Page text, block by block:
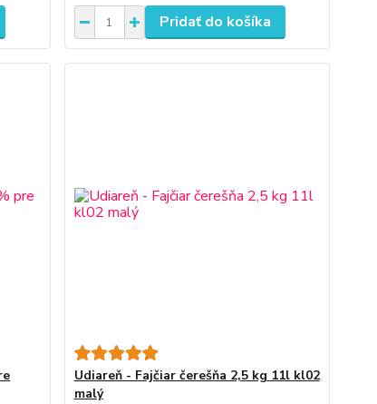
Pridať do košíka
Udiareň - Fajčiar čerešňa 2,5 kg 11l kl02
malý